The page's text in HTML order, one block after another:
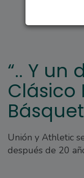
“.. Y un
Clásico
Unión y Athletic
después de 20